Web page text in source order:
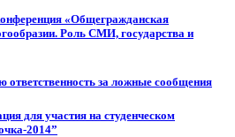
«Общегражданская
Роль СМИ, государства и
ответственность за ложные сообщения
для участия на студенческом
2014”